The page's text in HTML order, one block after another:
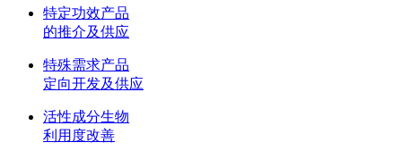
特定功效产品
的推介及供应
特殊需求产品
定向开发及供应
活性成分生物
利用度改善